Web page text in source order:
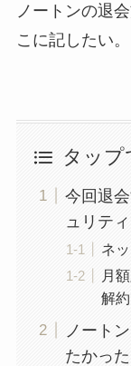
ノートンの退
こに記したい。
タップ
今回退
ュリテ
ネ
月
解
ノート
たかっ